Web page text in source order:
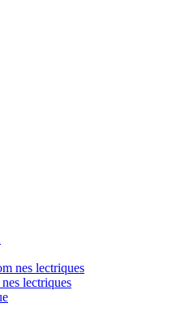
lectriques